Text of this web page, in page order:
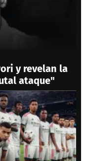
y revelan la
ataque"